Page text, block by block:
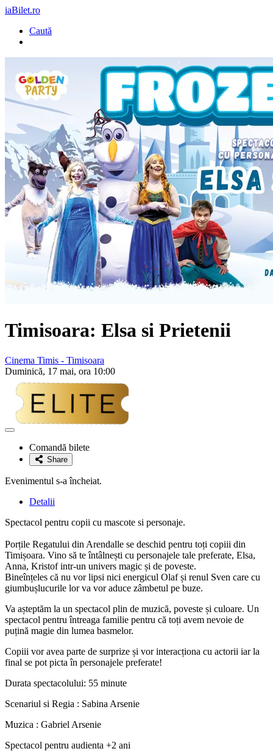
iaBilet.ro
Caută
Timisoara: Elsa si Prietenii
Cinema Timis - Timisoara
Duminică, 17 mai, ora 10:00
Adaugă
favoriteComandă bilete
Share
Evenimentul s-a încheiat.
Detalii
Spectacol pentru copii cu mascote si personaje.
Porțile Regatului din Arendalle se deschid pentru toți copiii din
Timișoara. Vino să te întâlnești cu personajele tale preferate, Elsa,
Anna, Kristof intr-un univers magic și de poveste.
Bineînțeles că nu vor lipsi nici energicul Olaf și renul Sven care cu
giumbușlucurile lor va vor aduce zâmbetul pe buze.
Va așteptăm la un spectacol plin de muzică, poveste și culoare. Un
spectacol pentru întreaga familie pentru că toți avem nevoie de
puțină magie din lumea basmelor.
Copiii vor avea parte de surprize și vor interacționa cu actorii iar la
final se pot picta în personajele preferate!
Durata spectacolului: 55 minute
Scenariul si Regia : Sabina Arsenie
Muzica : Gabriel Arsenie
Spectacol pentru audienta +2 ani